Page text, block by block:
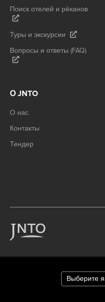
Поиск отелей и рёканов
Туры и экскурсии
Вопросы и ответы (FAQ)
О JNTO
О нас
Контакты
Тендер